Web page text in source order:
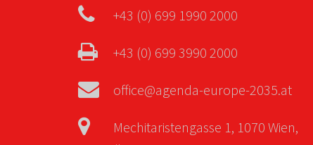
+43 (0) 699 1990 2000
+43 (0) 699 3990 2000
office@agenda-europe-2035.at
Mechitaristengasse 1, 1070 Wien,